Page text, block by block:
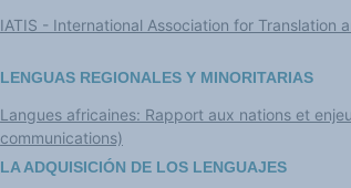
IATIS - International Association for Translation
LENGUAS REGIONALES Y MINORITARIAS
Langues africaines: Rapport aux nations et
communications)
LA ADQUISICIÓN DE LOS LENGUAJES